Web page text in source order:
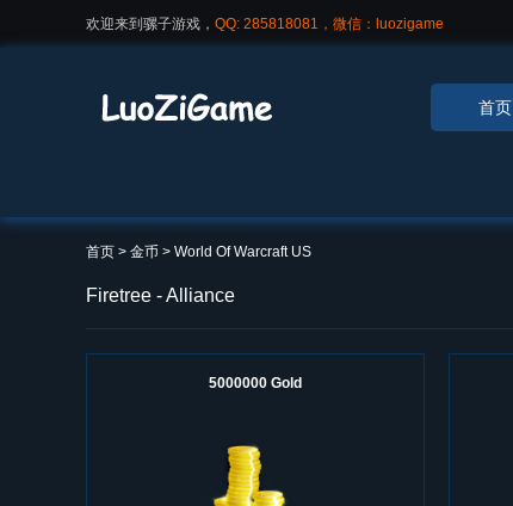
欢迎来到骡子游戏， QQ: 285818081，微信：luozigame
首页
首页 > 金币 > World Of Warcraft US
Firetree - Alliance
5000000 Gold